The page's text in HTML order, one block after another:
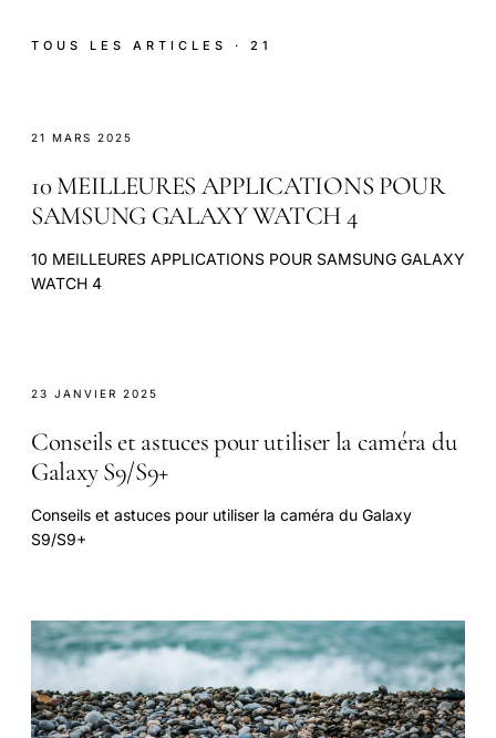
TOUS LES ARTICLES · 21
21 MARS 2025
10 MEILLEURES APPLICATIONS POUR
SAMSUNG GALAXY WATCH 4
10 MEILLEURES APPLICATIONS POUR SAMSUNG GALAXY
WATCH 4
23 JANVIER 2025
Conseils et astuces pour utiliser la caméra du
Galaxy S9/S9+
Conseils et astuces pour utiliser la caméra du Galaxy
S9/S9+